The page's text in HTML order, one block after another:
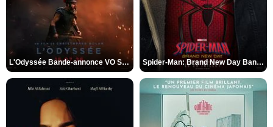
L'Odyssée Bande-annonce VO STFR Spider-Man: Brand New Day Bande-annonce VO STFR